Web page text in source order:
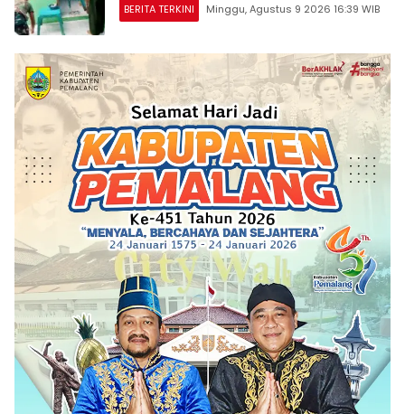
BERITA TERKINI Minggu, Agustus 9 2026 16:39 WIB